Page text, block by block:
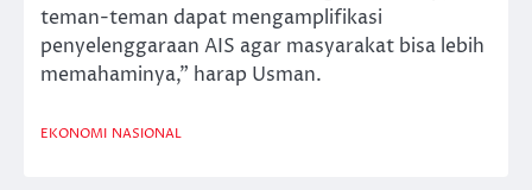
teman-teman dapat mengamplifikasi
penyelenggaraan AIS agar masyarakat bisa lebih
memahaminya,” harap Usman.
EKONOMI NASIONAL